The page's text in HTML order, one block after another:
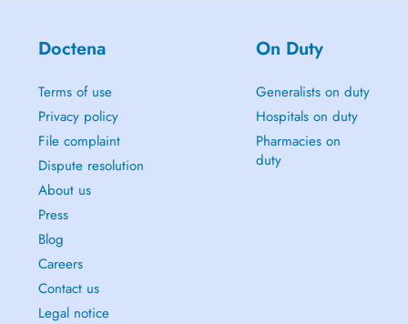
Doctena
Terms of use
Privacy policy
File complaint
Dispute resolution
About us
Press
Blog
Careers
Contact us
Legal notice
On Duty
Generalists on duty
Hospitals on duty
Pharmacies on
duty